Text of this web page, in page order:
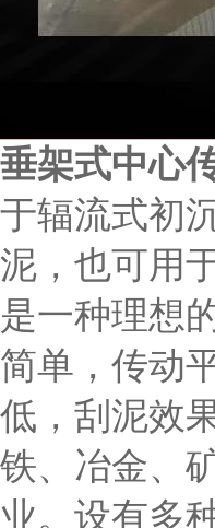
垂架式中心
于辐流式初
泥，也可用
是一种理想
简单，传动
低，刮泥效
铁、冶金、
业。设有多